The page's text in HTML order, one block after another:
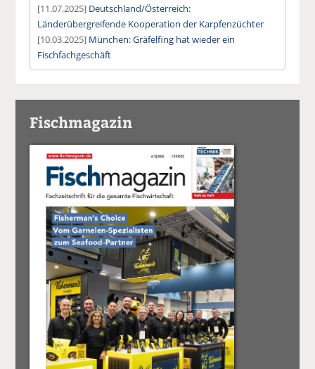
[11.07.2025] Deutschland/Österreich:
Länderübergreifende Kooperation der Karpfenzüchter
[10.03.2025] München: Gräfelfing hat wieder ein
Fischfachgeschäft
Fischmagazin